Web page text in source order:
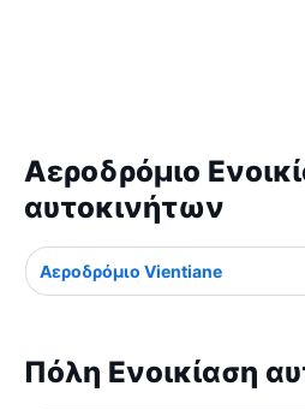
Αεροδρόμιο
αυτοκινήτων
Αεροδρόμιο Vientiane
Πόλη Ενοικίαση